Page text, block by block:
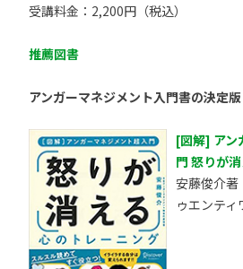
受講料金：2,200円（税込）
推薦図書
アンガーマネジメント入門書の決定版
[図解] アン
門 怒りが
安藤俊介著
ゥエンティ